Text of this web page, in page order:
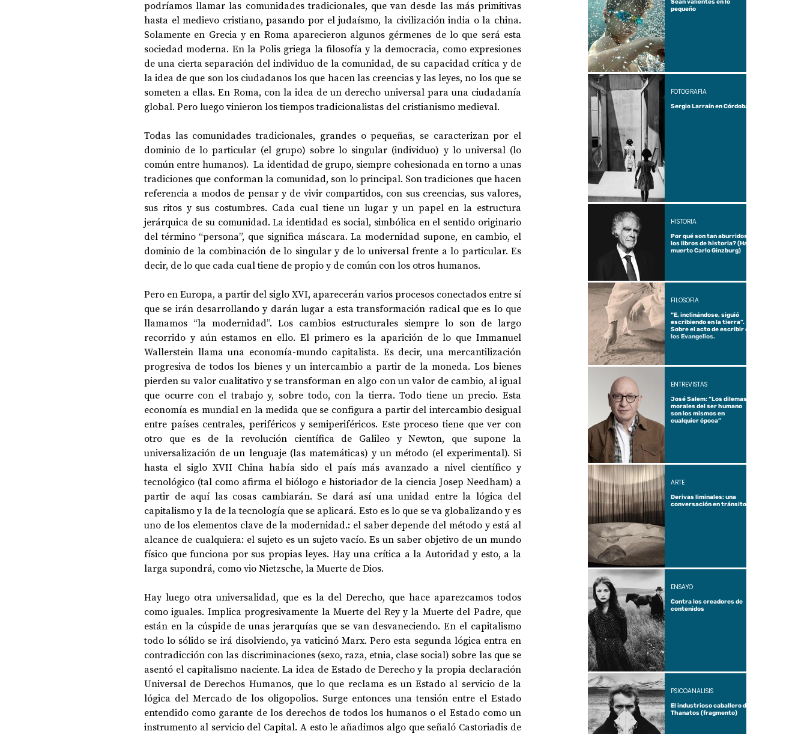
ANTROPOLOGÍA 50 AÑOS DEL GOLPE
CIENCIA Y TECNOLOGÍA
podríamos llamar las comunidades tradicionales, que van desde las más primitivas
hasta el medievo cristiano, pasando por el judaísmo, la civilización india o la china.
Solamente en Grecia y en Roma aparecieron algunos gérmenes de lo que será esta
sociedad moderna. En la Polis griega la filosofía y la democracia, como expresiones
de una cierta separación del individuo de la comunidad, de su capacidad crítica y de
la idea de que son los ciudadanos los que hacen las creencias y las leyes, no los que se
someten a ellas. En Roma, con la idea de un derecho universal para una ciudadanía
global. Pero luego vinieron los tiempos tradicionalistas del cristianismo medieval.
Todas las comunidades tradicionales, grandes o pequeñas, se caracterizan por el
dominio de lo particular (el grupo) sobre lo singular (individuo) y lo universal (lo
común entre humanos).  La identidad de grupo, siempre cohesionada en torno a unas
tradiciones que conforman la comunidad, son lo principal. Son tradiciones que hacen
referencia a modos de pensar y de vivir compartidos, con sus creencias, sus valores,
sus ritos y sus costumbres. Cada cual tiene un lugar y un papel en la estructura
jerárquica de su comunidad. La identidad es social, simbólica en el sentido originario
del término “persona”, que significa máscara. La modernidad supone, en cambio, el
dominio de la combinación de lo singular y de lo universal frente a lo particular. Es
decir, de lo que cada cual tiene de propio y de común con los otros humanos.
Pero en Europa, a partir del siglo XVI, aparecerán varios procesos conectados entre sí
que se irán desarrollando y darán lugar a esta transformación radical que es lo que
llamamos “la modernidad”. Los cambios estructurales siempre lo son de largo
recorrido y aún estamos en ello. El primero es la aparición de lo que Immanuel
Wallerstein llama una economía-mundo capitalista. Es decir, una mercantilización
progresiva de todos los bienes y un intercambio a partir de la moneda. Los bienes
pierden su valor cualitativo y se transforman en algo con un valor de cambio, al igual
que ocurre con el trabajo y, sobre todo, con la tierra. Todo tiene un precio. Esta
economía es mundial en la medida que se configura a partir del intercambio desigual
entre países centrales, periféricos y semiperiféricos. Este proceso tiene que ver con
otro que es de la revolución científica de Galileo y Newton, que supone la
universalización de un lenguaje (las matemáticas) y un método (el experimental). Si
hasta el siglo XVII China había sido el país más avanzado a nivel científico y
tecnológico (tal como afirma el biólogo e historiador de la ciencia Josep Needham) a
partir de aquí las cosas cambiarán. Se dará así una unidad entre la lógica del
capitalismo y la de la tecnología que se aplicará. Esto es lo que se va globalizando y es
uno de los elementos clave de la modernidad.: el saber depende del método y está al
alcance de cualquiera: el sujeto es un sujeto vacío. Es un saber objetivo de un mundo
físico que funciona por sus propias leyes. Hay una crítica a la Autoridad y esto, a la
larga supondrá, como vio Nietzsche, la Muerte de Dios.
Hay luego otra universalidad, que es la del Derecho, que hace aparezcamos todos
como iguales. Implica progresivamente la Muerte del Rey y la Muerte del Padre, que
están en la cúspide de unas jerarquías que se van desvaneciendo. En el capitalismo
todo lo sólido se irá disolviendo, ya vaticinó Marx. Pero esta segunda lógica entra en
contradicción con las discriminaciones (sexo, raza, etnia, clase social) sobre las que se
asentó el capitalismo naciente. La idea de Estado de Derecho y la propia declaración
Universal de Derechos Humanos, que lo que reclama es un Estado al servicio de la
lógica del Mercado de los oligopolios. Surge entonces una tensión entre el Estado
entendido como garante de los derechos de todos los humanos o el Estado como un
instrumento al servicio del Capital. A esto le añadimos algo que señaló Castoriadis de
Sean valientes en lo
pequeño
Sergio Larraín en Córdoba
FOTOGRAFÍA
Por qué son tan aburridos
los libros de historia? (Ha
muerto Carlo Ginzburg)
HISTORIA
“E, inclinándose, siguió
escribiendo en la tierra”.
Sobre el acto de escribir en
los Evangelios.
FILOSOFÍA
José Salem: “Los dilemas
morales del ser humano
son los mismos en
cualquier época”
ENTREVISTAS
Derivas liminales: una
conversación en tránsito
ARTE
Contra los creadores de
contenidos
ENSAYO
El industrioso caballero de
Thanatos (fragmento)
PSICOANÁLISIS